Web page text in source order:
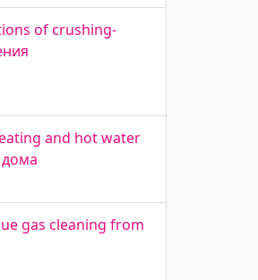
of crushing-
and hot water
gas cleaning from